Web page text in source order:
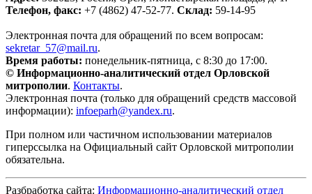
Телефон, факс: +7 (4862) 47-52-77. Склад: 59-14-95
Электронная почта для обращений по всем вопросам:
sekretar_57@mail.ru.
Время работы: понедельник-пятница, с 8:30 до 17:00.
© Информационно-аналитический отдел Орловской
митрополии. Контакты.
Электронная почта (только для обращений средств массовой
информации): infoeparh@yandex.ru.
При полном или частичном использовании материалов
гиперссылка на Официальный сайт Орловской митрополии
обязательна.
Разбработка сайта: Информационно-аналитический отдел